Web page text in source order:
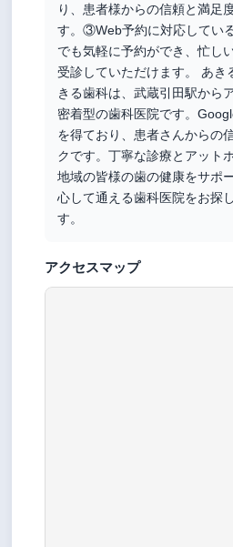
り、患者様からの信頼と満足
す。③Web予約に対応してい
でも気軽に予約ができ、忙し
受診していただけます。 あき
きる歯科は、武蔵引田駅から
密着型の歯科医院です。
を得ており、患者さんからの
クです。丁寧な診療とアット
地域の皆様の歯の健康をサポ
心して通える歯科医院をお探
す。
アクセスマップ